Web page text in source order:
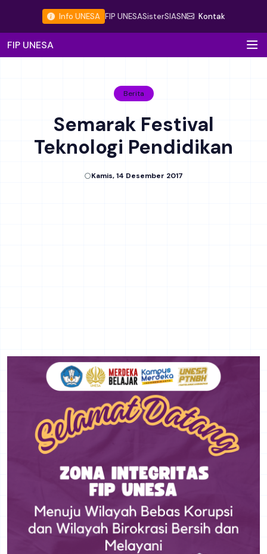
Info UNESA FIP UNESASisterSIASN Kontak
FIP UNESA
Berita
Semarak Festival
Teknologi Pendidikan
Kamis, 14 Desember 2017